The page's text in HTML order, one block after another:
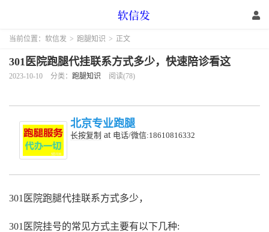
当前位置： 软信发 > 跑腿知识 > 正文
301医院跑腿代挂联系方式多少，快速陪诊看这
2023-10-10 分类： 跑腿知识 阅读(78)
北京专业跑腿
长按复制 at 电话/微信:18610816332
301医院跑腿代挂联系方式多少，
301医院挂号的常见方式主要有以下几种: